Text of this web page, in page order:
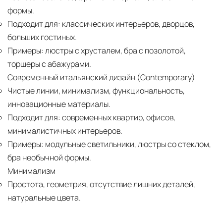
формы.
Подходит для: классических интерьеров, дворцов,
больших гостиных.
Примеры: люстры с хрусталем, бра с позолотой,
торшеры с абажурами.
Современный итальянский дизайн (Contemporary)
Чистые линии, минимализм, функциональность,
инновационные материалы.
Подходит для: современных квартир, офисов,
минималистичных интерьеров.
Примеры: модульные светильники, люстры со стеклом,
бра необычной формы.
Минимализм
Простота, геометрия, отсутствие лишних деталей,
натуральные цвета.